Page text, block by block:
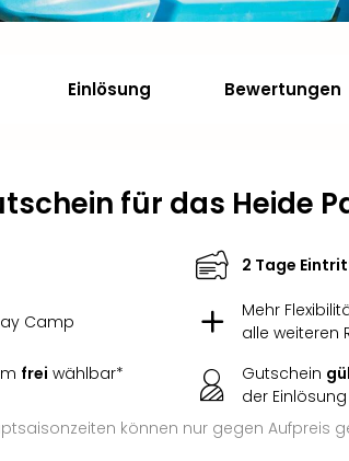
Einlösung Bewertungen
für das Heide
2 Tage
Camp
Mehr
alle weiteren
frei wählbar*
Gutschein
der
können nur gegen Aufpreis